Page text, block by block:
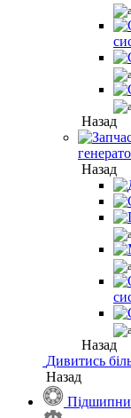
Назад
Назад
Назад
Дивитись
Назад